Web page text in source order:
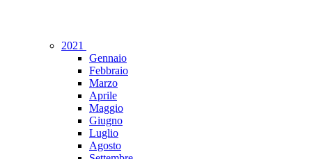
2021
Gennaio
Febbraio
Marzo
Aprile
Maggio
Giugno
Luglio
Agosto